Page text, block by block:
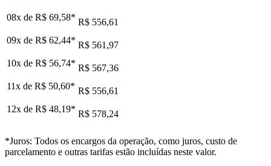
08x de R$ 69,58* R$ 556,61
09x de R$ 62,44* R$ 561,97
10x de R$ 56,74* R$ 567,36
11x de R$ 50,60* R$ 556,61
12x de R$ 48,19* R$ 578,24
*Juros: Todos os encargos da operação, como juros, custo de
parcelamento e outras tarifas estão incluídas neste valor.